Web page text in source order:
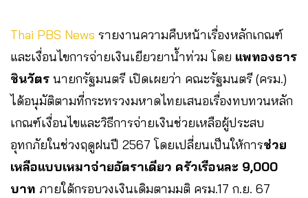
Thai PBS News รายงานความคืบหน้าเรื่องหลักเกณฑ์
และเงื่อนไขการจ่ายเงินเยียวยาน้ำท่วม โดย แพทองธาร
ชินวัตร นายกรัฐมนตรี เปิดเผยว่า คณะรัฐมนตรี (ครม.)
ได้อนุมัติตามที่กระทรวงมหาดไทยเสนอเรื่องทบทวนหลัก
เกณฑ์เงื่อนไขและวิธีการจ่ายเงินช่วยเหลือผู้ประสบ
อุทกภัยในช่วงฤดูฝนปี 2567 โดยเปลี่ยนเป็นให้การช่วย
เหลือแบบเหมาจ่ายอัตราเดียว ครัวเรือนละ 9,000
บาท ภายใต้กรอบวงเงินเดิมตามมติ ครม.17 ก.ย. 67